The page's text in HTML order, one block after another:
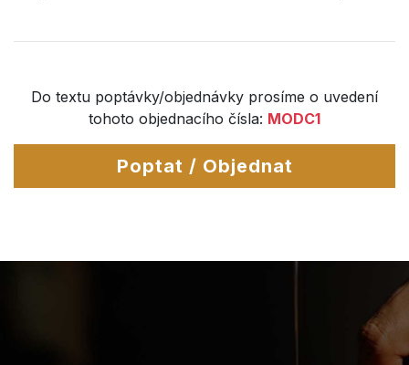
Do textu poptávky/objednávky prosíme o uvedení
tohoto objednacího čísla: MODC1
Poptat / Objednat